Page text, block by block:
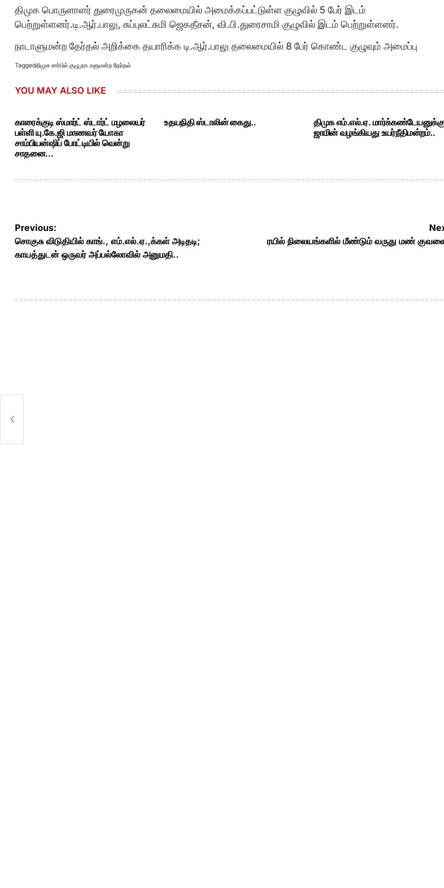
திமுக பொருளாளர் துரைமுருகன் தலைமையில் அமைக்கப்பட்டுள்ள குழுவில் 5 பேர் இடம்
பெற்றுள்ளனர்.டி.ஆர்.பாலு, சுப்புலட்சுமி ஜெகதீசன், வி.பி.துரைசாமி குழுவில் இடம் பெற்றுள்ளனர்.
நாடாளுமன்ற தேர்தல் அறிக்கை தயாரிக்க டி.ஆர்.பாலு தலைமையில் 8 பேர் கொண்ட குழுவும் அமைப்பு
Taggedதிமுக சார்பில் குழு,நாடாளுமன்ற தேர்தல்
YOU MAY ALSO LIKE
காரைக்குடி ஸ்மார்ட் ஸ்டார்ட் மழலையர்
பள்ளி யு.கே.ஜி மாணவர் யோகா
சாம்பியன்ஷிப் போட்டியில் வென்று
சாதனை…
உதயநிதி ஸ்டாலின் கைது..
திமுக எம்.எல்.ஏ.
ஜாமின் வழங்கியது உயர்நீதிமன்றம்..
Post
navigation
Previous:
சொகுசு விடுதியில் காங்., எம்.எல்.ஏ.,க்கள் அடிதடி;
காயத்துடன் ஒருவர் அப்பல்லோவில் அனுமதி..
ரயில் நிலையங்களில் மீண்டும் வருது மண்